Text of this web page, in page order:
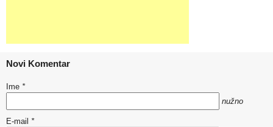
Novi Komentar
Ime *
nužno
E-mail *